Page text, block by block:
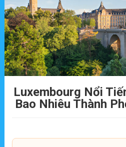
Luxembourg Nổi
Bao Nhiêu Thành